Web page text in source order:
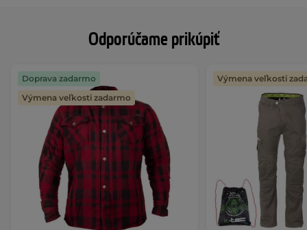
Odporúčame prikúpiť
Doprava zadarmo
Výmena veľkosti zadarmo
Výmena veľkosti